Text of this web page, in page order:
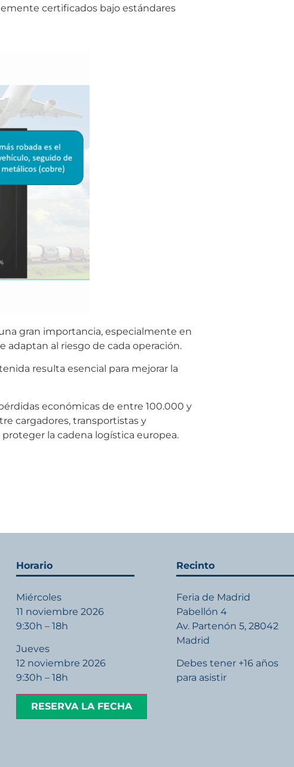
certificados bajo estándares
gran importancia, especialmente en
adaptan al riesgo de cada operación.
resulta esencial para mejorar la
económicas de entre 100.000 y
cargadores, transportistas y
la cadena logística europea.
Horario
Miércoles
11 noviembre 2026
9:30h – 18h
Jueves
12 noviembre 2026
9:30h – 18h
RESERVA LA FECHA
Recinto
Feria de Madrid
Pabellón 4
Av. Partenón 5, 28042
Madrid
Debes tener +16 años
para asistir